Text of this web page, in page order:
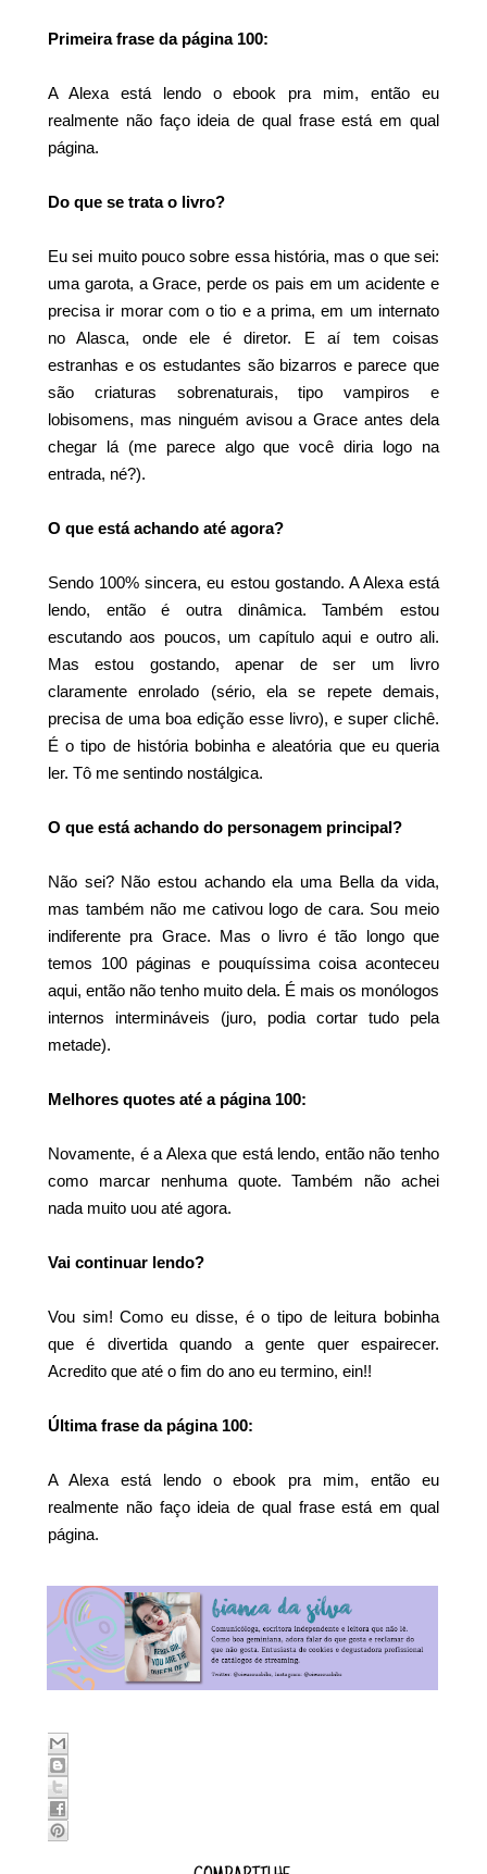
Primeira frase da página 100:
A Alexa está lendo o ebook pra mim, então eu
realmente não faço ideia de qual frase está em qual
página.
Do que se trata o livro?
Eu sei muito pouco sobre essa história, mas o que sei:
uma garota, a Grace, perde os pais em um acidente e
precisa ir morar com o tio e a prima, em um internato
no Alasca, onde ele é diretor. E aí tem coisas
estranhas e os estudantes são bizarros e parece que
são criaturas sobrenaturais, tipo vampiros e
lobisomens, mas ninguém avisou a Grace antes dela
chegar lá (me parece algo que você diria logo na
entrada, né?).
O que está achando até agora?
Sendo 100% sincera, eu estou gostando. A Alexa está
lendo, então é outra dinâmica. Também estou
escutando aos poucos, um capítulo aqui e outro ali.
Mas estou gostando, apenar de ser um livro
claramente enrolado (sério, ela se repete demais,
precisa de uma boa edição esse livro), e super clichê.
É o tipo de história bobinha e aleatória que eu queria
ler. Tô me sentindo nostálgica.
O que está achando do personagem principal?
Não sei? Não estou achando ela uma Bella da vida,
mas também não me cativou logo de cara. Sou meio
indiferente pra Grace. Mas o livro é tão longo que
temos 100 páginas e pouquíssima coisa aconteceu
aqui, então não tenho muito dela. É mais os monólogos
internos intermináveis (juro, podia cortar tudo pela
metade).
Melhores quotes até a página 100:
Novamente, é a Alexa que está lendo, então não tenho
como marcar nenhuma quote. Também não achei
nada muito uou até agora.
Vai continuar lendo?
Vou sim! Como eu disse, é o tipo de leitura bobinha
que é divertida quando a gente quer espairecer.
Acredito que até o fim do ano eu termino, ein!!
Última frase da página 100:
A Alexa está lendo o ebook pra mim, então eu
realmente não faço ideia de qual frase está em qual
página.